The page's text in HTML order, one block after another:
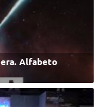
Alfabeto